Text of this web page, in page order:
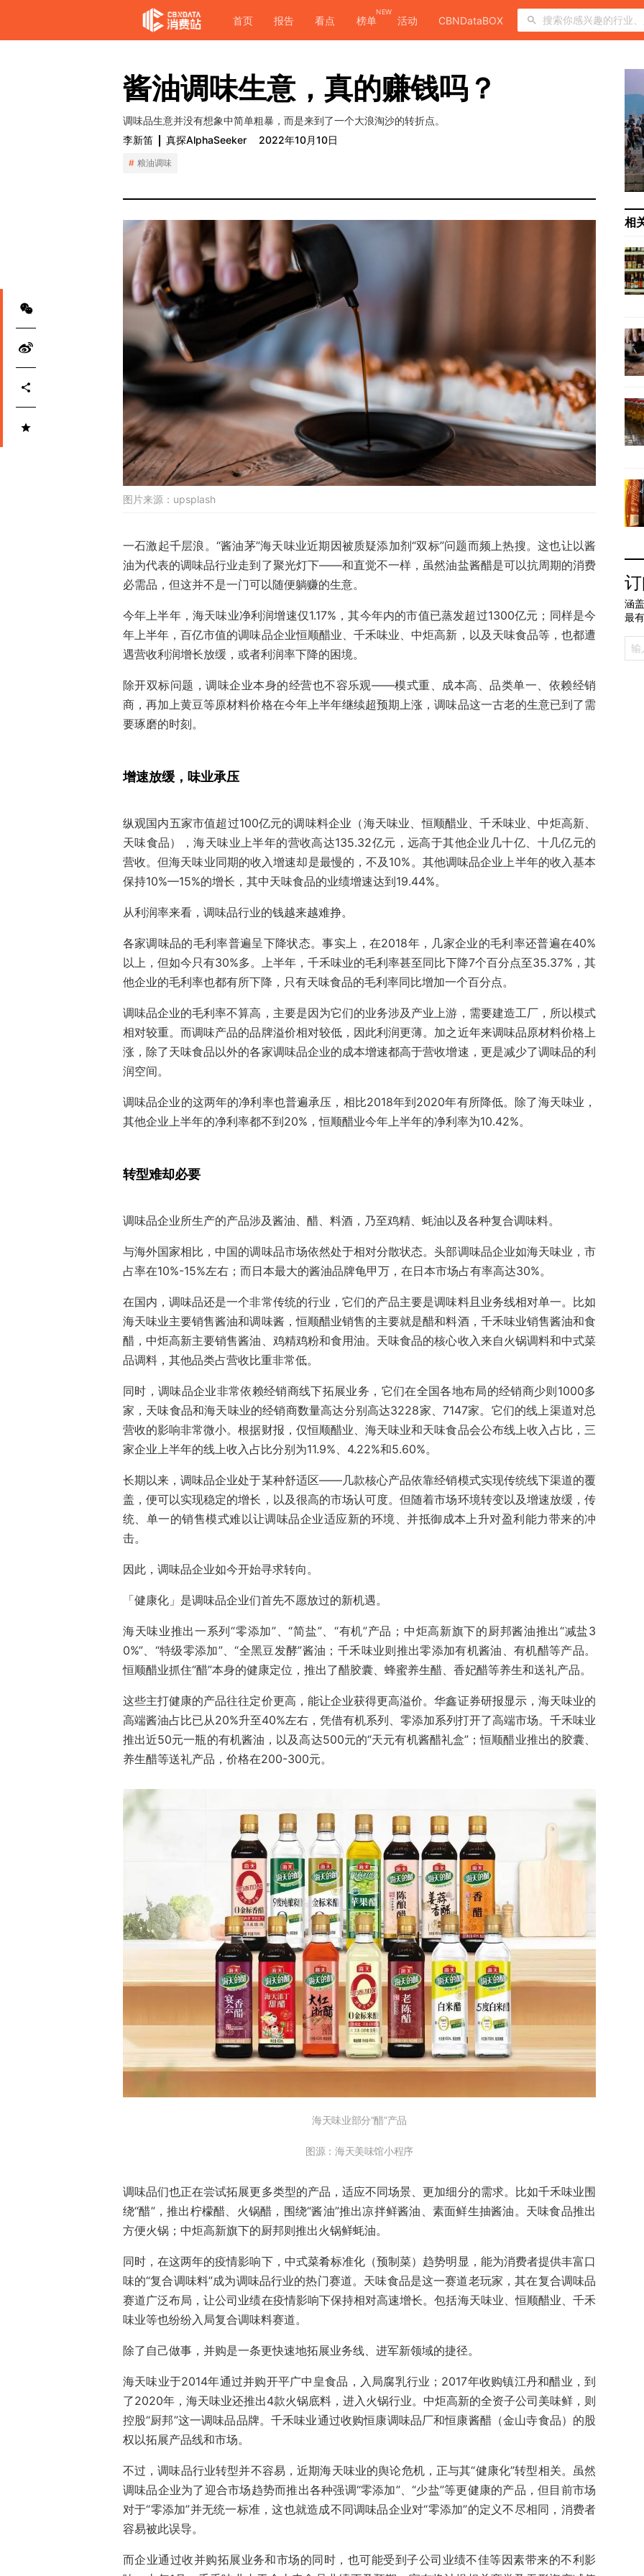
首页 报告 看点 榜单
NEW
活动 CBNDataBOX
酱油调味生意，真的赚钱吗？
调味品生意并没有想象中简单粗暴，而是来到了一个大浪淘沙的转折点。
李新笛
真探AlphaSeeker 2022年10月10日
粮油调味
图片来源： upsplash
一石激起千层浪。“酱油茅”海天味业近期因被质疑添加剂“双标”问题而频上热搜。这也让以酱
油为代表的调味品行业走到了聚光灯下——和直觉不一样，虽然油盐酱醋是可以抗周期的消费
必需品，但这并不是一门可以随便躺赚的生意。
今年上半年，海天味业净利润增速仅1.17%，其今年内的市值已蒸发超过1300亿元；同样是今
年上半年，百亿市值的调味品企业恒顺醋业、千禾味业、中炬高新，以及天味食品等，也都遭
遇营收利润增长放缓，或者利润率下降的困境。
除开双标问题，调味企业本身的经营也不容乐观——模式重、成本高、品类单一、依赖经销
商，再加上黄豆等原材料价格在今年上半年继续超预期上涨，调味品这一古老的生意已到了需
要琢磨的时刻。
增速放缓，味业承压
纵观国内五家市值超过100亿元的调味料企业（海天味业、恒顺醋业、千禾味业、中炬高新、
天味食品），海天味业上半年的营收高达135.32亿元，远高于其他企业几十亿、十几亿元的
营收。但海天味业同期的收入增速却是最慢的，不及10%。其他调味品企业上半年的收入基本
保持10%—15%的增长，其中天味食品的业绩增速达到19.44%。
从利润率来看，调味品行业的钱越来越难挣。
各家调味品的毛利率普遍呈下降状态。事实上，在2018年，几家企业的毛利率还普遍在40%
以上，但如今只有30%多。上半年，千禾味业的毛利率甚至同比下降7个百分点至35.37%，其
他企业的毛利率也都有所下降，只有天味食品的毛利率同比增加一个百分点。
调味品企业的毛利率不算高，主要是因为它们的业务涉及产业上游，需要建造工厂，所以模式
相对较重。而调味产品的品牌溢价相对较低，因此利润更薄。加之近年来调味品原材料价格上
涨，除了天味食品以外的各家调味品企业的成本增速都高于营收增速，更是减少了调味品的利
润空间。
调味品企业的这两年的净利率也普遍承压，相比2018年到2020年有所降低。除了海天味业，
其他企业上半年的净利率都不到20%，恒顺醋业今年上半年的净利率为10.42%。
转型难却必要
调味品企业所生产的产品涉及酱油、醋、料酒，乃至鸡精、蚝油以及各种复合调味料。
与海外国家相比，中国的调味品市场依然处于相对分散状态。头部调味品企业如海天味业，市
占率在10%-15%左右；而日本最大的酱油品牌龟甲万，在日本市场占有率高达30%。
在国内，调味品还是一个非常传统的行业，它们的产品主要是调味料且业务线相对单一。比如
海天味业主要销售酱油和调味酱，恒顺醋业销售的主要就是醋和料酒，千禾味业销售酱油和食
醋，中炬高新主要销售酱油、鸡精鸡粉和食用油。天味食品的核心收入来自火锅调料和中式菜
品调料，其他品类占营收比重非常低。
同时，调味品企业非常依赖经销商线下拓展业务，它们在全国各地布局的经销商少则1000多
家，天味食品和海天味业的经销商数量高达分别高达3228家、7147家。它们的线上渠道对总
营收的影响非常微小。根据财报，仅恒顺醋业、海天味业和天味食品会公布线上收入占比，三
家企业上半年的线上收入占比分别为11.9%、4.22%和5.60%。
长期以来，调味品企业处于某种舒适区——几款核心产品依靠经销模式实现传统线下渠道的覆
盖，便可以实现稳定的增长，以及很高的市场认可度。但随着市场环境转变以及增速放缓，传
统、单一的销售模式难以让调味品企业适应新的环境、并抵御成本上升对盈利能力带来的冲
击。
因此，调味品企业如今开始寻求转向。
「健康化」是调味品企业们首先不愿放过的新机遇。
海天味业推出一系列“零添加”、“简盐”、“有机”产品；中炬高新旗下的厨邦酱油推出“减盐3
0%”、“特级零添加”、“全黑豆发酵”酱油；千禾味业则推出零添加有机酱油、有机醋等产品。
恒顺醋业抓住“醋”本身的健康定位，推出了醋胶囊、蜂蜜养生醋、香妃醋等养生和送礼产品。
这些主打健康的产品往往定价更高，能让企业获得更高溢价。华鑫证券研报显示，海天味业的
高端酱油占比已从20%升至40%左右，凭借有机系列、零添加系列打开了高端市场。千禾味业
推出近50元一瓶的有机酱油，以及高达500元的“天元有机酱醋礼盒”；恒顺醋业推出的胶囊、
养生醋等送礼产品，价格在200-300元。
海天味业部分“醋”产品
图源：海天美味馆小程序
调味品们也正在尝试拓展更多类型的产品，适应不同场景、更加细分的需求。比如千禾味业围
绕“醋”，推出柠檬醋、火锅醋，围绕“酱油”推出凉拌鲜酱油、素面鲜生抽酱油。天味食品推出
方便火锅；中炬高新旗下的厨邦则推出火锅鲜蚝油。
同时，在这两年的疫情影响下，中式菜肴标准化（预制菜）趋势明显，能为消费者提供丰富口
味的“复合调味料”成为调味品行业的热门赛道。天味食品是这一赛道老玩家，其在复合调味品
赛道广泛布局，让公司业绩在疫情影响下保持相对高速增长。包括海天味业、恒顺醋业、千禾
味业等也纷纷入局复合调味料赛道。
除了自己做事，并购是一条更快速地拓展业务线、进军新领域的捷径。
海天味业于2014年通过并购开平广中皇食品，入局腐乳行业；2017年收购镇江丹和醋业，到
了2020年，海天味业还推出4款火锅底料，进入火锅行业。中炬高新的全资子公司美味鲜，则
控股“厨邦”这一调味品品牌。千禾味业通过收购恒康调味品厂和恒康酱醋（金山寺食品）的股
权以拓展产品线和市场。
不过，调味品行业转型并不容易，近期海天味业的舆论危机，正与其“健康化”转型相关。虽然
调味品企业为了迎合市场趋势而推出各种强调“零添加”、“少盐”等更健康的产品，但目前市场
对于“零添加”并无统一标准，这也就造成不同调味品企业对“零添加”的定义不尽相同，消费者
容易被此误导。
而企业通过收并购拓展业务和市场的同时，也可能受到子公司业绩不佳等因素带来的不利影
相
涵
最